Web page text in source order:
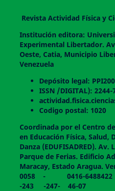
Revista Actividad Física y
Institución editora:
Experimental Libertador.
Oeste, Catia, Municipio
Venezuela
Depósito legal:
ISSN /DIGITAL): 2244-
Codigo postal: 1020
Coordinada por el Centro
en Educación Física, Salud,
Danza (EDUFISADRED).
Parque de Ferias. Edificio
Maracay, Estado
0058 - 0416-
-243 -247- 46-07